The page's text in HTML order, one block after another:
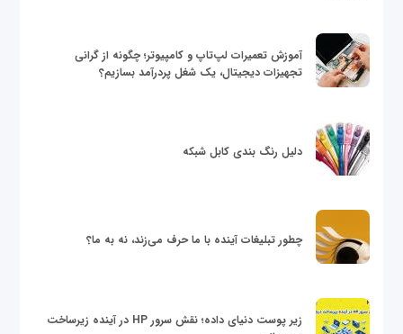
آموزش تعمیرات لپ‌تاپ و کامپیوتر؛ چگونه از گرانی
تجهیزات دیجیتال، یک شغل پردرآمد بسازیم؟
دلیل رنگ بندی کابل شبکه
چطور تبلیغات آینده با ما حرف می‌زند، نه به ما؟
زیر پوست دنیای داده؛ نقش سرور HP در آینده زیرساخت